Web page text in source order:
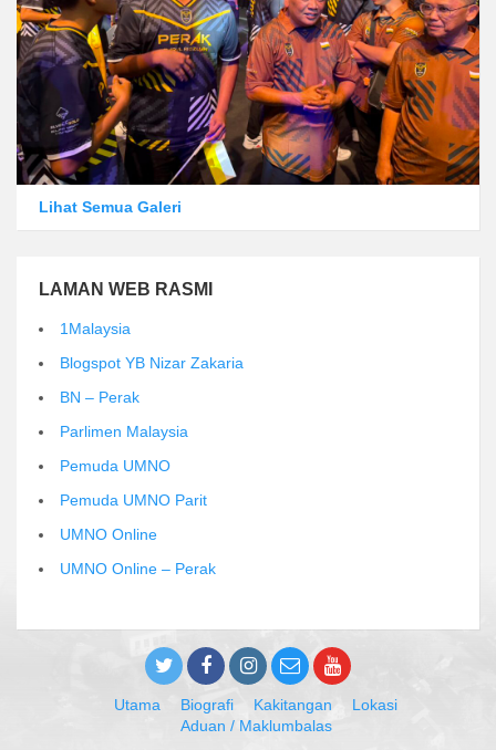
Lihat Semua Galeri
LAMAN WEB RASMI
1Malaysia
Blogspot YB Nizar Zakaria
BN – Perak
Parlimen Malaysia
Pemuda UMNO
Pemuda UMNO Parit
UMNO Online
UMNO Online – Perak
Utama Biografi Kakitangan
Lokasi
Aduan / Maklumbalas